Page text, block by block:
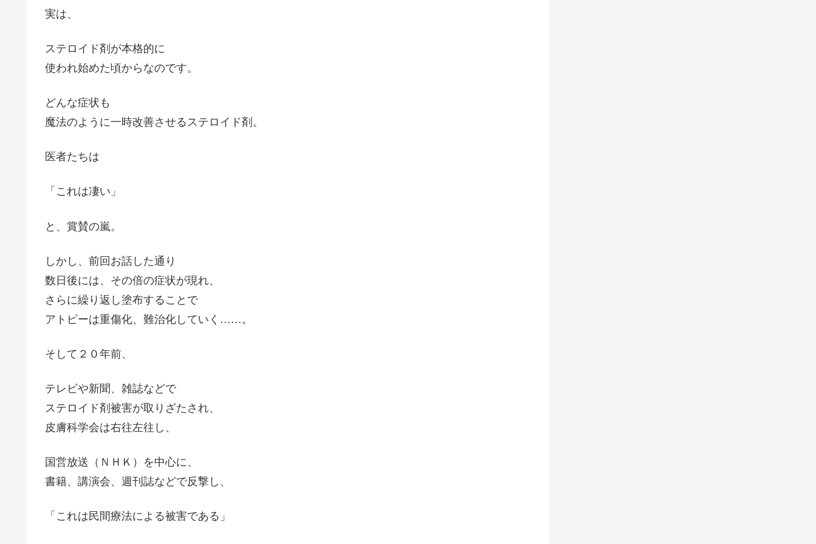
実は、
ステロイド剤が本格的に
使われ始めた頃からなのです。
どんな症状も
魔法のように一時改善させるステロイド剤。
医者たちは
「これは凄い」
と、賞賛の嵐。
しかし、前回お話した通り
数日後には、その倍の症状が現れ、
さらに繰り返し塗布することで
アトピーは重傷化、難治化していく……。
そして２０年前、
テレビや新聞、雑誌などで
ステロイド剤被害が取りざたされ、
皮膚科学会は右往左往し、
国営放送（ＮＨＫ）を中心に、
書籍、講演会、週刊誌などで反撃し、
「これは民間療法による被害である」